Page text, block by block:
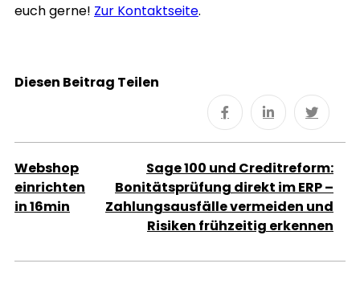
euch gerne! Zur Kontaktseite.
Diesen Beitrag Teilen
Webshop
einrichten
in 16min
Sage 100 und Creditreform:
Bonitätsprüfung direkt im ERP –
Zahlungsausfälle vermeiden und
Risiken frühzeitig erkennen